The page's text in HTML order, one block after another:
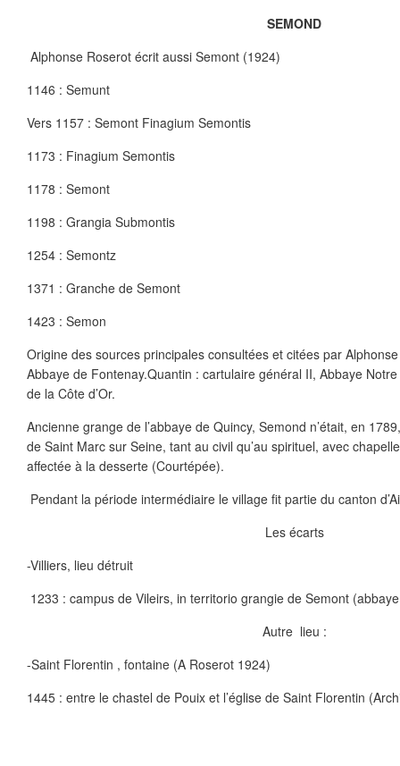
SEMOND
Alphonse Roserot écrit aussi Semont (1924)
1146 : Semunt
Vers 1157 : Semont Finagium Semontis
1173 : Finagium Semontis
1178 : Semont
1198 : Grangia Submontis
1254 : Semontz
1371 : Granche de Semont
1423 : Semon
Origine des sources principales consultées et citées par
Abbaye de Fontenay.Quantin : cartulaire général II, Abbaye
de la Côte d’Or.
Ancienne grange de l’abbaye de Quincy, Semond n’était, en
de Saint Marc sur Seine, tant au civil qu’au spirituel, avec
affectée à la desserte (Courtépée).
Pendant la période intermédiaire le village fit partie du canton
Les écarts
-Villiers, lieu détruit
1233 : campus de Vileirs, in territorio grangie de Semont
Autre lieu :
-Saint Florentin , fontaine (A Roserot 1924)
1445 : entre le chastel de Pouix et l’église de Saint Florentin